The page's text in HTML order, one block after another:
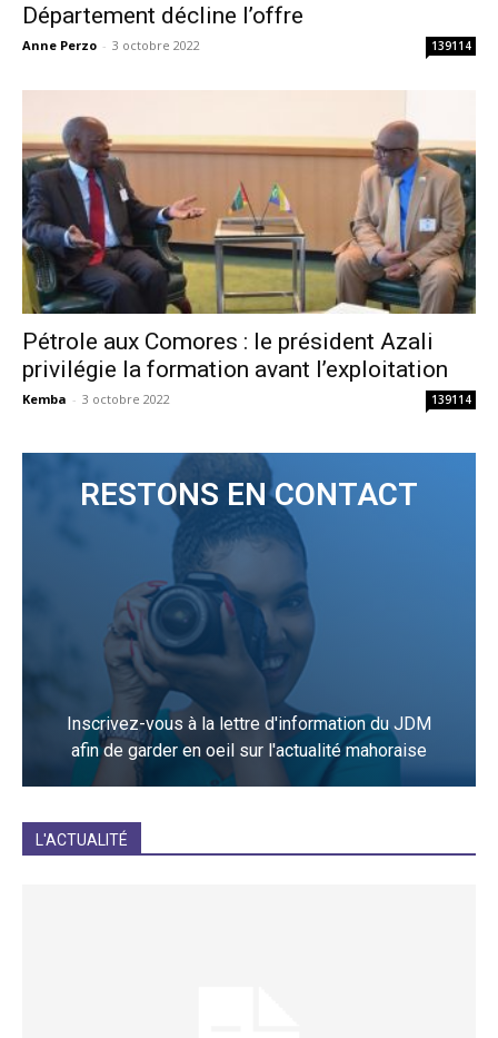
Département décline l’offre
Anne Perzo - 3 octobre 2022 139114
Pétrole aux Comores : le président Azali
privilégie la formation avant l’exploitation
Kemba - 3 octobre 2022 139114
RESTONS EN CONTACT
Inscrivez-vous à la lettre d'information du JDM
afin de garder en oeil sur l'actualité mahoraise
L'ACTUALITÉ